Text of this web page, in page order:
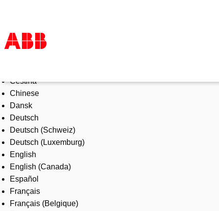
Products & Solutions
Industries
Services
About us
Where to buy
Contact us
Careers
Čeština
Chinese
Dansk
Deutsch
Deutsch (Schweiz)
Deutsch (Luxemburg)
English
English (Canada)
Español
Français
Français (Belgique)